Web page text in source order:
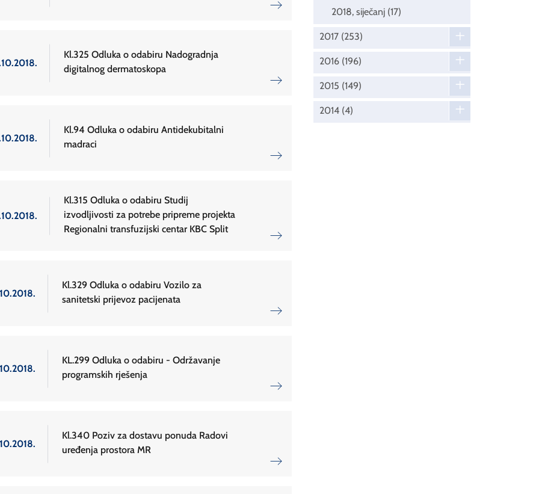
Kl.325 Odluka o odabiru Nadogradnja
digitalnog dermatoskopa
Kl.94 Odluka o odabiru Antidekubitalni
madraci
Kl.315 Odluka o odabiru Studij
izvodljivosti za potrebe pripreme projekta
Regionalni transfuzijski centar KBC Split
Kl.329 Odluka o odabiru Vozilo za
sanitetski prijevoz pacijenata
KL.299 Odluka o odabiru - Održavanje
programskih rješenja
Kl.340 Poziv za dostavu ponuda Radovi
uređenja prostora MR
2018, siječanj (17)
2017 (253)
2016 (196)
2015 (149)
2014 (4)